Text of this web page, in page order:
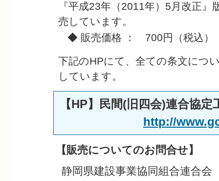
『平成23年（2011年）5月改正
売しています。
◆ 販売価格 ： 700円（税込）
下記のHPにて、全ての条文につ
しています。
【HP】民間(旧四会)連合協
http://
【販売についてのお問合せ】
静岡県建設事業協同組合連合会